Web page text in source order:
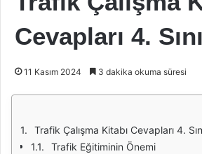
Cevapları 4.
11 Kasım 2024 3 dakika okuma süresi
Trafik Çalışma Kitabı Cevapları 4. Sınıf:
Trafik Eğitiminin Önemi